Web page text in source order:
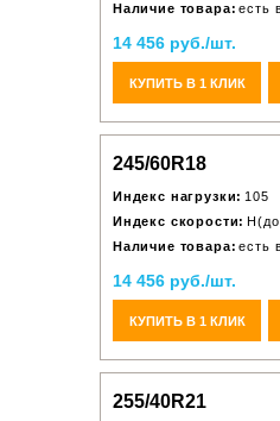
Наличие товара: есть
14 456 руб./шт.
КУПИТЬ В 1 КЛИК
245/60R18
Индекс нагрузки: 105
Индекс скорости:
Наличие товара: есть
14 456 руб./шт.
КУПИТЬ В 1 КЛИК
255/40R21